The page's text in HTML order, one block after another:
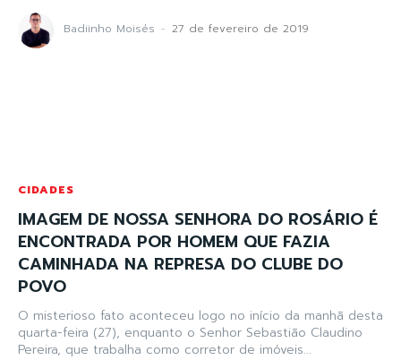
Badiinho Moisés - 27 de fevereiro de 2019
CIDADES
IMAGEM DE NOSSA SENHORA DO ROSÁRIO É
ENCONTRADA POR HOMEM QUE FAZIA
CAMINHADA NA REPRESA DO CLUBE DO
POVO
O misterioso fato aconteceu logo no início da manhã desta
quarta-feira (27), enquanto o Senhor Sebastião Claudino
Pereira, que trabalha como corretor de imóveis...